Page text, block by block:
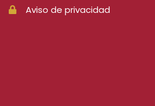
Aviso de privacidad